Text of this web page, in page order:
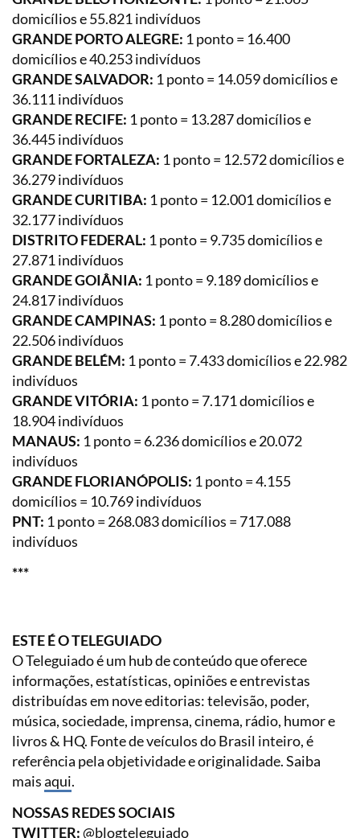
domicílios e 55.821 indivíduos
GRANDE PORTO ALEGRE: 1 ponto = 16.400
domicílios e 40.253 indivíduos
GRANDE SALVADOR: 1 ponto = 14.059 domicílios e
36.111 indivíduos
GRANDE RECIFE: 1 ponto = 13.287 domicílios e
36.445 indivíduos
GRANDE FORTALEZA: 1 ponto = 12.572 domicílios e
36.279 indivíduos
GRANDE CURITIBA: 1 ponto = 12.001 domicílios e
32.177 indivíduos
DISTRITO FEDERAL: 1 ponto = 9.735 domicílios e
27.871 indivíduos
GRANDE GOIÂNIA: 1 ponto = 9.189 domicílios e
24.817 indivíduos
GRANDE CAMPINAS: 1 ponto = 8.280 domicílios e
22.506 indivíduos
GRANDE BELÉM: 1 ponto = 7.433 domicílios e 22.982
indivíduos
GRANDE VITÓRIA: 1 ponto = 7.171 domicílios e
18.904 indivíduos
MANAUS: 1 ponto = 6.236 domicílios e 20.072
indivíduos
GRANDE FLORIANÓPOLIS: 1 ponto = 4.155
domicílios = 10.769 indivíduos
PNT: 1 ponto = 268.083 domicílios = 717.088
indivíduos
***
ESTE É O TELEGUIADO
O Teleguiado é um hub de conteúdo que oferece
informações, estatísticas, opiniões e entrevistas
distribuídas em nove editorias: televisão, poder,
música, sociedade, imprensa, cinema, rádio, humor e
livros & HQ. Fonte de veículos do Brasil inteiro, é
referência pela objetividade e originalidade. Saiba
maisaqui.
NOSSAS REDES SOCIAIS
TWITTER:@blogteleguiado